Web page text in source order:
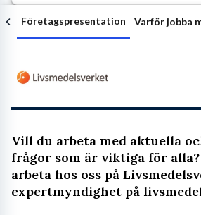
Företagspresentation Varför jobba
Vill du arbeta med aktuella
frågor som är viktiga för alla?
arbeta hos oss på
expertmyndighet på